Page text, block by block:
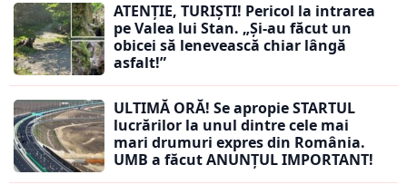
ATENȚIE, TURIȘTI! Pericol la intrarea
pe Valea lui Stan. „Și-au făcut un
obicei să lenevească chiar lângă
asfalt!”
ULTIMĂ ORĂ! Se apropie STARTUL
lucrărilor la unul dintre cele mai
mari drumuri expres din România.
UMB a făcut ANUNȚUL IMPORTANT!